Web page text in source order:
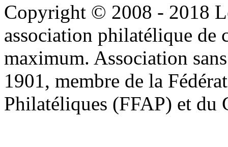
Copyright © 2008 - 2018
association philatélique de
maximum. Association
1901, membre de la
Philatéliques (FFAP) et du